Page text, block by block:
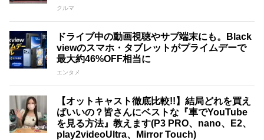
クルマ
ドライブ中の動画視聴やサブ端末にも。Black
viewのスマホ・タブレットがプライムデーで
最大約46%OFF相当に
エンタメ
【オットキャスト徹底比較!!】結局どれを買え
ばいいの？皆さんにベストな『車でYouTube
を見る方法』教えます(P3 PRO、nano、E2、
play2videoUltra、Mirror Touch)